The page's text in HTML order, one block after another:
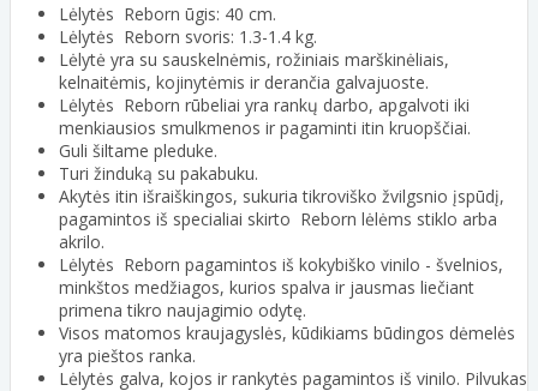
Lėlytės Reborn ūgis: 40 cm.
Lėlytės Reborn svoris: 1.3-1.4 kg.
Lėlytė yra su sauskelnėmis, rožiniais marškinėliais,
kelnaitėmis, kojinytėmis ir derančia galvajuoste.
Lėlytės Reborn rūbeliai yra rankų darbo, apgalvoti iki
menkiausios smulkmenos ir pagaminti itin kruopščiai.
Guli šiltame pleduke.
Turi žinduką su pakabuku.
Akytės itin išraiškingos, sukuria tikroviško žvilgsnio įspūdį,
pagamintos iš specialiai skirto Reborn lėlėms stiklo arba
akrilo.
Lėlytės Reborn pagamintos iš kokybiško vinilo - švelnios,
minkštos medžiagos, kurios spalva ir jausmas liečiant
primena tikro naujagimio odytę.
Visos matomos kraujagyslės, kūdikiams būdingos dėmelės
yra pieštos ranka.
Lėlytės galva, kojos ir rankytės pagamintos iš vinilo. Pilvukas